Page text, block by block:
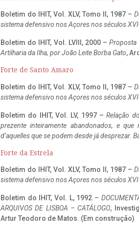
Boletim do IHIT, Vol. XLV, Tomo II, 1987 –
sistema defensivo nos Açores nos séculos
Boletim do IHIT, Vol. LVIII, 2000 –Proposta
Artilharia da Ilha, por João Leite Borba Gato,
Forte de Santo Amaro
Boletim do IHIT, Vol. XLV, Tomo II, 1987 –
sistema defensivo nos Açores nos séculos
Boletim do IHIT, Vol. LV, 1997 –Relação
prezente inteiramente abandonados, e
d’aquelles que se podem desde já desprezar.
Forte da Estrela
Boletim do IHIT, Vol. XLV, Tomo II, 1987 –
sistema defensivo nos Açores nos séculos
Boletim do IHIT, Vol. L, 1992 –
ARQUIVOS DE LISBOA – CATÁLOGO,
Artur Teodoro de Matos. (Em construção)